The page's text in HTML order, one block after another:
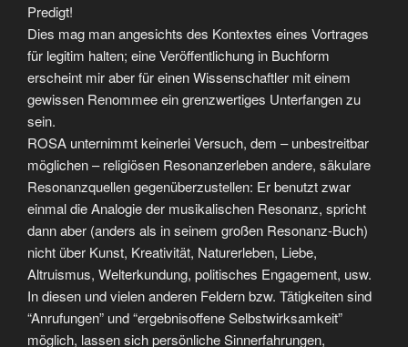
Predigt!
Dies mag man angesichts des Kontextes eines Vortrages
für legitim halten; eine Veröffentlichung in Buchform
erscheint mir aber für einen Wissenschaftler mit einem
gewissen Renommee ein grenzwertiges Unterfangen zu
sein.
ROSA unternimmt keinerlei Versuch, dem – unbestreitbar
möglichen – religiösen Resonanzerleben andere, säkulare
Resonanzquellen gegenüberzustellen: Er benutzt zwar
einmal die Analogie der musikalischen Resonanz, spricht
dann aber (anders als in seinem großen Resonanz-Buch)
nicht über Kunst, Kreativität, Naturerleben, Liebe,
Altruismus, Welterkundung, politisches Engagement, usw.
In diesen und vielen anderen Feldern bzw. Tätigkeiten sind
“Anrufungen” und “ergebnisoffene Selbstwirksamkeit”
möglich, lassen sich persönliche Sinnerfahrungen,